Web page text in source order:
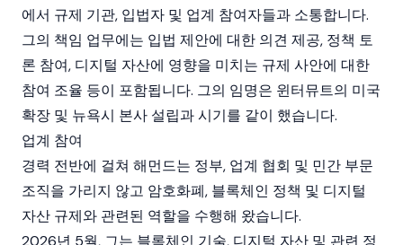
에서 규제 기관, 입법자 및 업계 참여자들과 소통합니다.
그의 책임 업무에는 입법 제안에 대한 의견 제공, 정책 토
론 참여, 디지털 자산에 영향을 미치는 규제 사안에 대한
참여 조율 등이 포함됩니다. 그의 임명은 윈터뮤트의 미국
확장 및 뉴욕시 본사 설립과 시기를 같이 했습니다.
업계 참여
경력 전반에 걸쳐 해먼드는 정부, 업계 협회 및 민간 부문
조직을 가리지 않고 암호화폐, 블록체인 정책 및 디지털
자산 규제와 관련된 역할을 수행해 왔습니다.
2026년 5월, 그는 블록체인 기술, 디지털 자산 및 관련 정